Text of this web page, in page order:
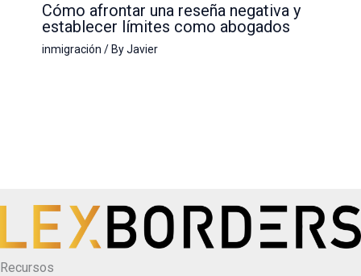
Cómo afrontar una reseña negativa y
establecer límites como abogados
inmigración / ByJavier
Recursos